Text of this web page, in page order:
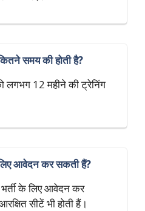
समय की होती है?
लगभग 12 महीने की ट्रेनिंग
लिए आवेदन कर सकती हैं?
भर्ती के लिए आवेदन कर
सीटें भी होती हैं।